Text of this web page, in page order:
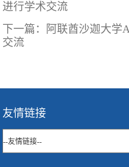
进行学术交流
下一篇：
阿联酋沙迦大学
交流
友情链接